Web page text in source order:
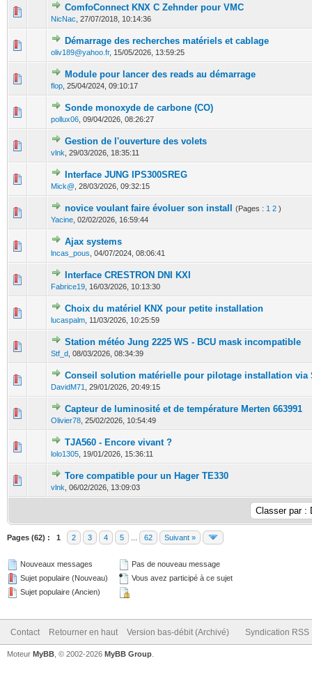
ComfoConnect KNX C Zehnder pour VMC
NicNac 27/07/2018, 10:14:36
0 Votes - 0 sur 5 en moyenne
123 45
Démarrage des recherches matériels et cablage
oliv189@yahoo.fr, 15/05/2026, 13:59:25
0 Votes - 0 sur 5 en moyenne
12345
Module pour lancer des reads au démarrage
flop 25/04/2024, 09:10:17
0 Votes - 0 sur 5 en moyenne
123 45
Sonde monoxyde de carbone (CO)
pollux06 09/04/2026, 08:26:27
0 Votes - 0 sur 5 en moyenne
1234 5
Gestion de l'ouverture des volets
vlnk 29/03/2026, 18:35:11
0 Votes - 0 sur 5 en moyenne
12345
Interface JUNG IPS300SREG
Mick@ 28/03/2026, 09:32:15
0 Votes - 0 sur 5 en moyenne
1 2345
novice voulant faire évoluer son install (Pages : 1 2 )
Yacine 02/02/2026, 16:59:44
0 Votes - 0 sur 5 en moyenne
123 45
Ajax systems
lncas_pous 04/07/2024, 08:06:41
0 Votes - 0 sur 5 en moyenne
Interface CRESTRON DNI KXI
Fabrice19 16/03/2026, 10:13:30
0 Votes - 0 sur 5 en moyenne
1234 5
Choix du matériel KNX pour petite installation
lucaspalm 11/03/2026, 10:25:59
0 Votes - 0 sur 5 en moyenne
12345
Station météo Jung 2225 WS - BCU mask incompatible
Stf_d 08/03/2026, 08:34:39
0 Votes - 0 sur 5 en moyenne
123 45
Conseil solution matérielle pour pilotage installation via
DavidM71 29/01/2026, 20:49:15
0 Votes - 0 sur 5 en moyenne
12345
Capteur de luminosité et de température Merten 663991
Olivier78 25/02/2026, 10:54:49
0 Votes - 0 sur 5 en moyenne
12345
TJA560 - Encore vivant ?
lolo1305 19/01/2026, 15:36:11
0 Votes - 0 sur 5 en moyenne
12345
Tore compatible pour un Hager TE330
vlnk 06/02/2026, 13:09:03
0 Votes - 0 sur 5 en moyenne
1234 5
Pages (62) : 1 2 3 4 5 62 Suivant »
Nouveaux messages
Sujet populaire (Nouveau)
Sujet populaire (Ancien)
Pas de nouveau message
Vous avez participé à ce sujet
Contact Retourner en haut Version bas-débit (Archivé) Syndication RSS
Moteur MyBB , © 2002-2026 MyBB Group